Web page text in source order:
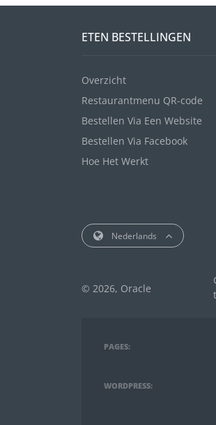
ETEN BESTELLINGEN
Overzicht
Restaurantmenu QR-code
Bestellen Via Een Website
Bestellen Via Facebook
Hoe Het Werkt
Nederlands
© 2026, Oracle
PAGES:
WORDPRESS: